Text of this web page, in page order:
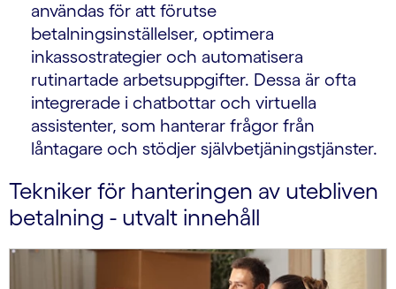
användas för att förutse
betalningsinställelser, optimera
inkassostrategier och automatisera
rutinartade arbetsuppgifter. Dessa är ofta
integrerade i chatbottar och virtuella
assistenter, som hanterar frågor från
låntagare och stödjer självbetjäningstjänster.
Tekniker för hanteringen av utebliven
betalning - utvalt innehåll